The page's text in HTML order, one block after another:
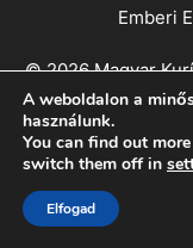
Emberi
© 2026 Magyar
A weboldalon a
használunk.
You can find out
switch them off in
Elfogad